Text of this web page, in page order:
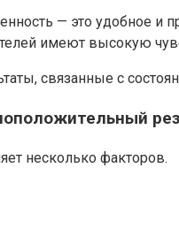
— это удобное и
имеют высокую
связанные с
несколько факторов.